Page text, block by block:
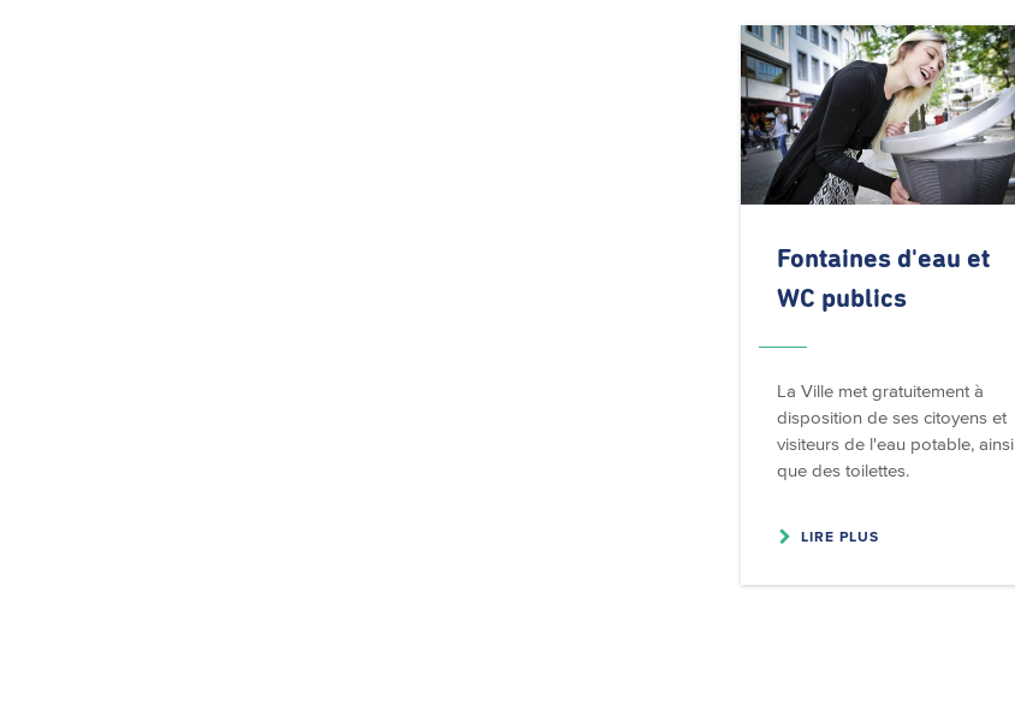
Fontaines d'eau et
WC publics
La Ville met gratuitement à
disposition de ses citoyens et
visiteurs de l'eau potable, ainsi
que des toilettes.
LIRE PLUS